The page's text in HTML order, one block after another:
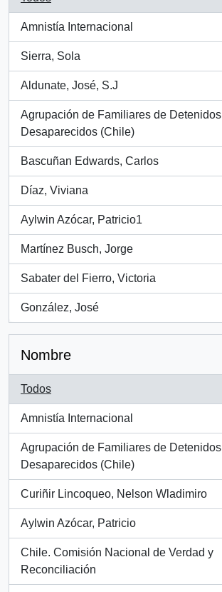
Amnistía Internacional
, 59 resultados
Sierra, Sola
, 8 resultados
Aldunate, José, S.J
, 8 resultados
Agrupación de Familiares de Detenidos
Desaparecidos (Chile)
, 6 resultados
Bascuñan Edwards, Carlos
, 3 resultados
Díaz, Viviana
, 2 resultados
Aylwin Azócar, Patricio1
, 1 resultados
Martínez Busch, Jorge
, 1 resultados
Sabater del Fierro, Victoria
, 1 resultados
González, José
, 1 resultados
Nombre
Todos
Amnistía Internacional
, 108 resultados
Agrupación de Familiares de Detenidos
Desaparecidos (Chile)
, 14 resultados
Curiñir Lincoqueo, Nelson Wladimiro
, 12 resultados
Aylwin Azócar, Patricio
, 5 resultados
Chile. Comisión Nacional de Verdad y
Reconciliación
, 4 resultados